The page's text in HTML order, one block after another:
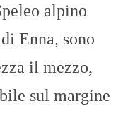
alpino
Enna, sono
il mezzo,
sul margine